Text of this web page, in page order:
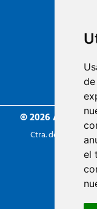
el
© 2026 Artisorra
Ctra. de La Roca.